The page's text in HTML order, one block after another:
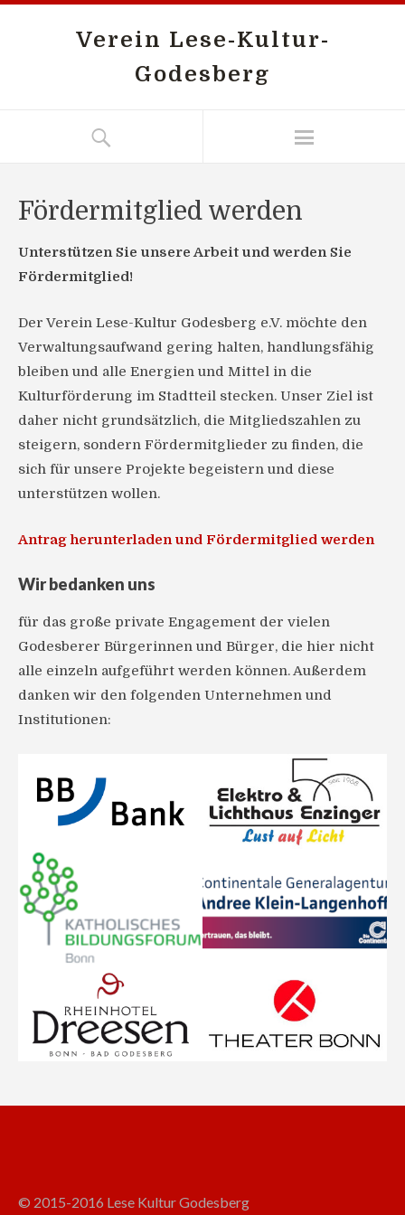
Verein Lese-Kultur-
Godesberg
Fördermitglied werden
Unterstützen Sie unsere Arbeit und werden Sie
Fördermitglied!
Der Verein Lese-Kultur Godesberg e.V. möchte den
Verwaltungsaufwand gering halten, handlungsfähig
bleiben und alle Energien und Mittel in die
Kulturförderung im Stadtteil stecken. Unser Ziel ist
daher nicht grundsätzlich, die Mitgliedszahlen zu
steigern, sondern Fördermitglieder zu finden, die
sich für unsere Projekte begeistern und diese
unterstützen wollen.
Antrag herunterladen und Fördermitglied werden
Wir bedanken uns
für das große private Engagement der vielen
Godesberer Bürgerinnen und Bürger, die hier nicht
alle einzeln aufgeführt werden können. Außerdem
danken wir den folgenden Unternehmen und
Institutionen:
© 2015-2016 Lese Kultur Godesberg